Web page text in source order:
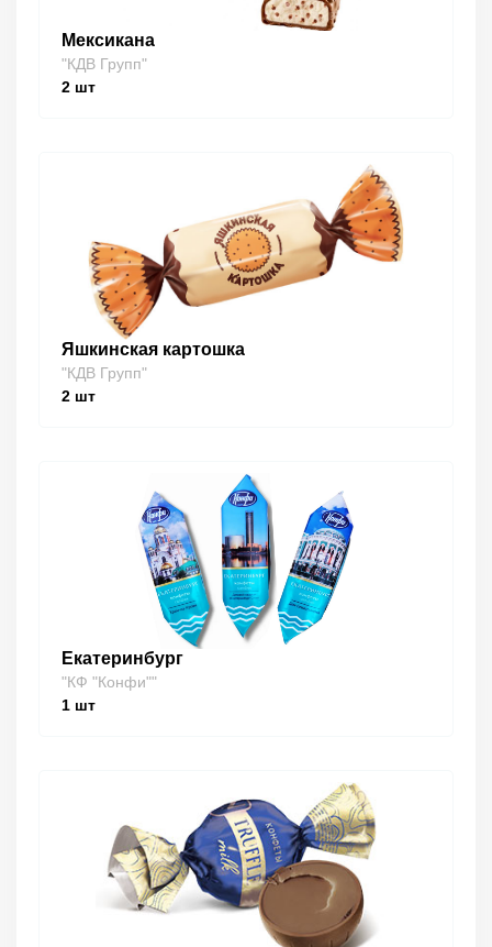
Мексикана
"КДВ Групп"
2 шт
Яшкинская картошка
"КДВ Групп"
2 шт
Екатеринбург
"КФ "Конфи""
1 шт